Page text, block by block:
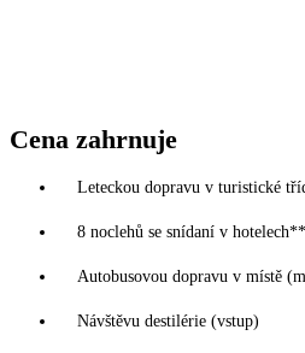
Cena zahrnuje
Leteckou dopravu v turistické
8 noclehů se snídaní v
Autobusovou dopravu v místě
Návštěvu destilérie (vstup)